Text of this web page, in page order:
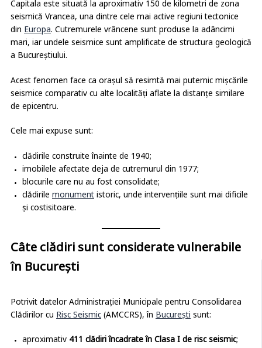
Capitala este situată la aproximativ 150 de kilometri de zona
seismică Vrancea, una dintre cele mai active regiuni tectonice
din Europa. Cutremurele vrâncene sunt produse la adâncimi
mari, iar undele seismice sunt amplificate de structura geologică
a Bucureștiului.
Acest fenomen face ca orașul să resimtă mai puternic mișcările
seismice comparativ cu alte localități aflate la distanțe similare
de epicentru.
Cele mai expuse sunt:
clădirile construite înainte de 1940;
imobilele afectate deja de cutremurul din 1977;
blocurile care nu au fost consolidate;
clădirile monument istoric, unde intervențiile sunt mai dificile
și costisitoare.
Câte clădiri sunt considerate vulnerabile
în București
Potrivit datelor Administrației Municipale pentru Consolidarea
Clădirilor cu Risc Seismic (AMCCRS), în București sunt:
aproximativ 411 clădiri încadrate în Clasa I de risc seismic;